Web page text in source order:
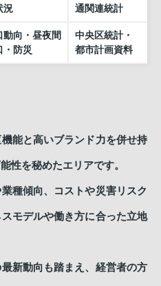
況
通関連統計
動向・昼夜間
・防災
中央区統計・
都市計画資料
能と高いブランド力を併せ持
性を秘めたエリアです。
種傾向、コストや災害リスク
モデルや働き方に合った立地
新動向も踏まえ、経営者の方